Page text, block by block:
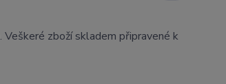
. Veškeré zboží skladem připravené k